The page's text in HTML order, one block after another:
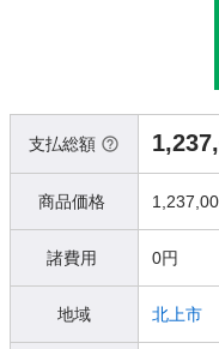
支払総額
商品価格
諸費用 0円
地域 北上市